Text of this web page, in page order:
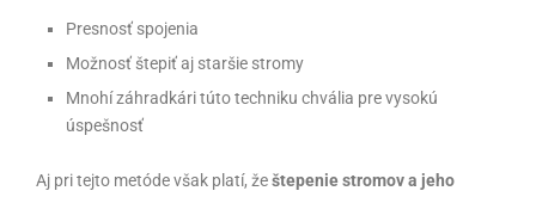
Presnosť spojenia
Možnosť štepiť aj staršie stromy
Mnohí záhradkári túto techniku chvália pre vysokú
úspešnosť
Aj pri tejto metóde však platí, žeštepenie stromov a jeho